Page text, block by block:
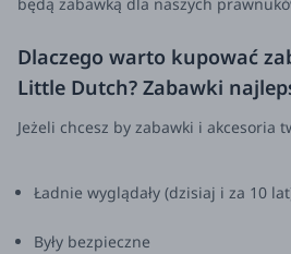
Dlaczego warto kupować
Little Dutch? Zabawki
Jeżeli chcesz by zabawki i akcesoria
Ładnie wyglądały (dzisiaj i za 10
Były bezpieczne